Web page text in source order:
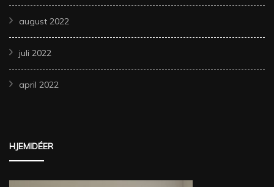
august 2022
juli 2022
april 2022
HJEMIDÉER